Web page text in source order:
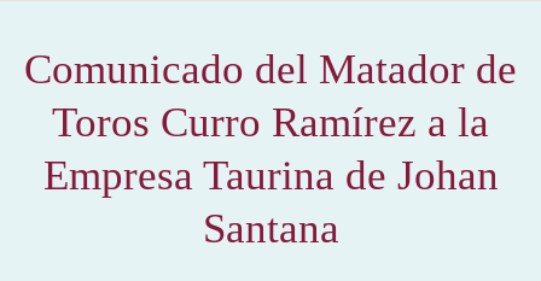
Comunicado del Matador de
Toros Curro Ramírez a la
Empresa Taurina de Johan
Santana